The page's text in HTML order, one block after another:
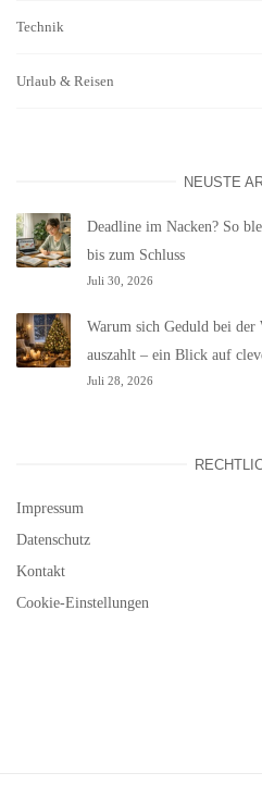
Technik
Urlaub & Reisen
NEUSTE
Deadline im Nacken? So
bis zum Schluss
Juli 30, 2026
Warum sich Geduld bei
auszahlt – ein Blick auf
Juli 28, 2026
Impressum
Datenschutz
Kontakt
Cookie-Einstellungen